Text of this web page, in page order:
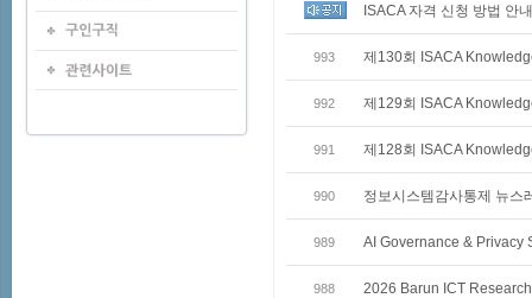
ISACA 자격 신청 방법 안내
993 제130회 ISACA
992 제129회 ISACA
991 제128회 ISACA
990 정보시스템감사통제 뉴스
989 AI Governance & Privacy
988 2026 Barun ICT